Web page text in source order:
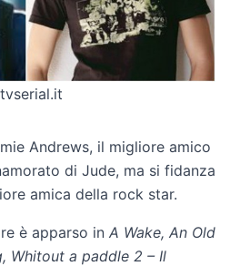
Andrews, il migliore amico
di Jude, ma si fidanza
amica della rock star.
è apparso in A Wake, An Old
Whitout a paddle 2 – Il